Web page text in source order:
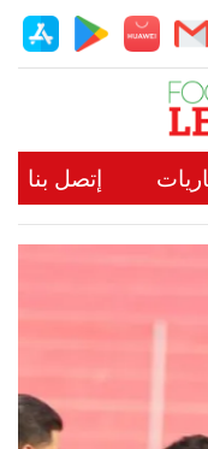
إتصل بنا